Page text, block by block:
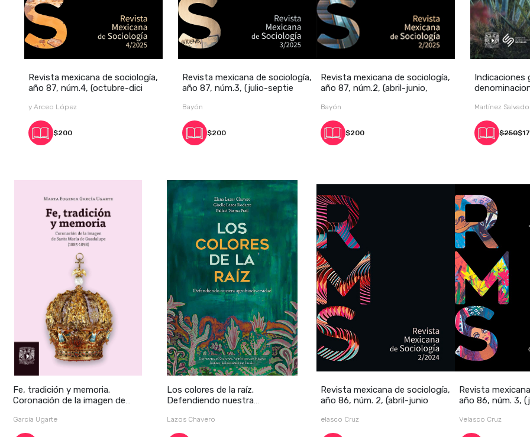
Revista mexicana de sociología,
año 87, núm.4, (octubre-dici
y Arceo López
$200
Revista mexicana de sociología,
año 87, núm.3, (julio-septie
Bayón
$200
Revista mexicana de sociología,
año 87, núm.2, (abril-junio,
Bayón
$200
Indicaciones
Martínez
$250
Fe, tradición y memoria.
Coronación de la imagen de
García Ugarte
Los colores de la raíz.
Defendiendo nuestra
Lazos Chavero
Revista mexicana de sociología,
año 86, núm. 2, (abril-junio
elasco Cruz
Revista
año 86, núm. 3,
Velasco Cruz